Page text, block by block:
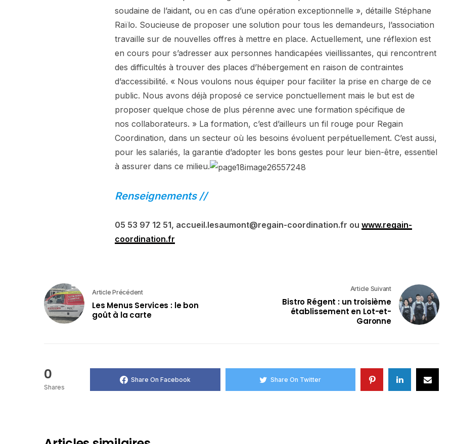
soudaine de l’aidant, ou en cas d’une opération exceptionnelle », détaille Stéphane
Raïlo. Soucieuse de proposer une solution pour tous les demandeurs, l’association
travaille sur de nouvelles offres à mettre en place. Actuellement, une réflexion est
en cours pour s’adresser aux personnes handicapées vieillissantes, qui rencontrent
des difficultés à trouver des places d’hébergement en raison de contraintes
d’accessibilité. « Nous voulons nous équiper pour faciliter la prise en charge de ce
public. Nous avons déjà proposé ce service ponctuellement mais le but est de
proposer quelque chose de plus pérenne avec une formation spécifique de
nos collaborateurs. » La formation, c’est d’ailleurs un fil rouge pour Regain
Coordination, dans un secteur où les besoins évoluent perpétuellement. C’est aussi,
pour les salariés, la garantie d’adopter les bons gestes pour leur bien-être, essentiel
à assurer dans ce milieu.
Renseignements //
05 53 97 12 51, accueil.lesaumont@regain-coordination.fr ou www.regain-
coordination.fr
Article Précédent
Les Menus Services : le bon
goût à la carte
Article Suivant
Bistro Régent : un troisième
établissement en Lot-et-
Garonne
0
Shares
Share On Facebook Share On Twitter